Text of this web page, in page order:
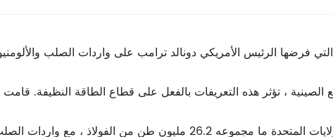
الصينية ، تؤثر هذه التعريفات بالفعل على قطاع الطاقة النظيفة.